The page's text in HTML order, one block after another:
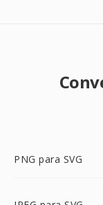
PNG para SVG